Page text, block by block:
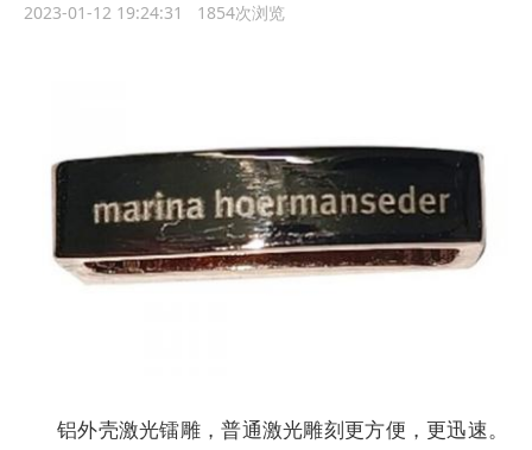
2023-01-12 19:24:31 1854次浏览
铝外壳激光镭雕，普通激光雕刻更方便，更迅速。